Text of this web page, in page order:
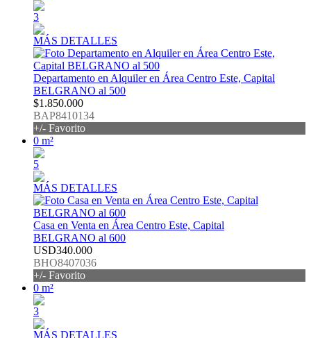
3
MÁS DETALLES
Departamento en Alquiler en Área Centro Este, Capital
BELGRANO al 500
$1.850.000
BAP8410134
+/- Favorito
0 m²
5
MÁS DETALLES
Casa en Venta en Área Centro Este, Capital
BELGRANO al 600
USD340.000
BHO8407036
+/- Favorito
0 m²
3
MÁS DETALLES